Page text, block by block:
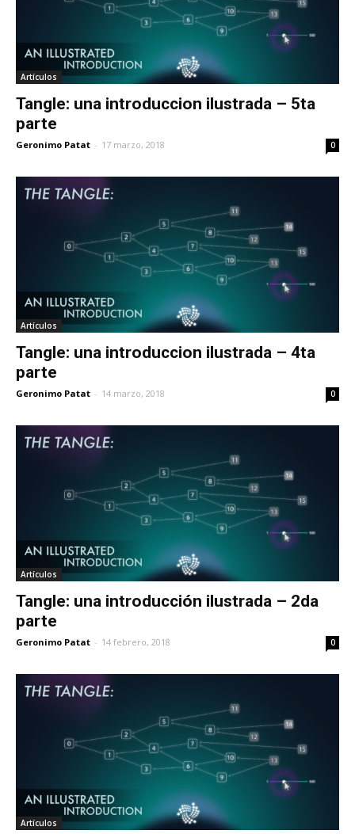
Artículos
Tangle: una introduccion ilustrada – 5ta
parte
Geronimo Patat - 17 marzo, 2018 0
Artículos
Tangle: una introduccion ilustrada – 4ta
parte
Geronimo Patat - 14 marzo, 2018 0
Artículos
Tangle: una introducción ilustrada – 2da
parte
Geronimo Patat - 14 febrero, 2018 0
Artículos